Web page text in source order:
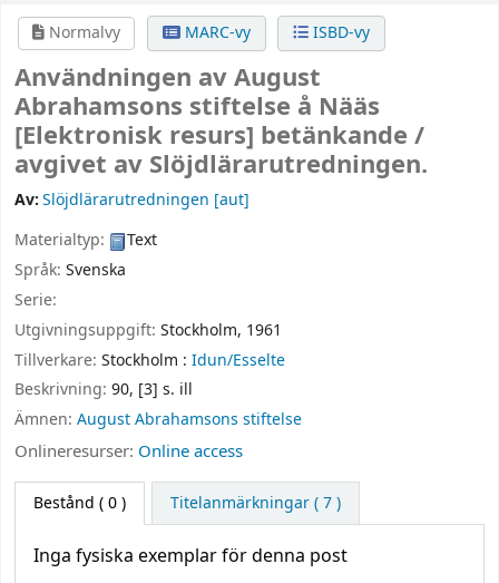
Normalvy
MARC-vy ISBD-vy
Användningen av August
Abrahamsons stiftelse å Nääs
[Elektronisk resurs] betänkande /
avgivet av Slöjdlärarutredningen.
Av:Slöjdlärarutredningen [aut]
Materialtyp:
Text
Språk: Svenska
Serie:
Utgivningsuppgift: Stockholm, 1961
Tillverkare: Stockholm : Idun/Esselte
Beskrivning: 90, [3] s. ill
Ämnen: August Abrahamsons stiftelse
Onlineresurser: Online access
Bestånd ( 0 ) Titelanmärkningar ( 7 )
Inga fysiska exemplar för denna post